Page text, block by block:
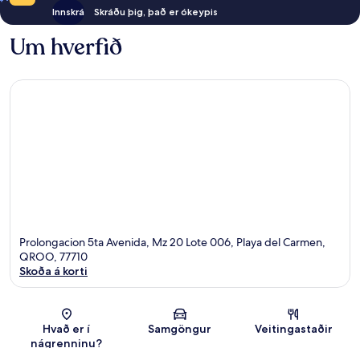
Innskrá Skráðu þig, það er ókeypis
Um hverfið
Prolongacion 5ta Avenida, Mz 20 Lote 006, Playa del Carmen,
QROO, 77710
Skoða á korti
Hvað er í
nágrenninu?
Samgöngur Veitingastaðir